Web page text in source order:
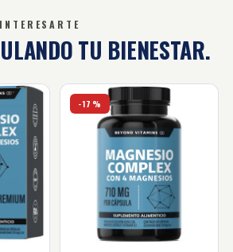
TU BIENESTAR.
con 4 magnesios - 60 cápsulas
Magnesio complex con 4
-17%